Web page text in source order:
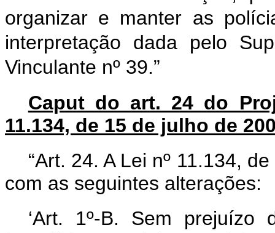
organizar e manter as
interpretação dada pelo
Vinculante nº 39.”
Caput do art. 24 do
11.134, de 15 de julho de
“Art. 24. A Lei nº 11.134,
com as seguintes alterações:
‘Art. 1º-B. Sem